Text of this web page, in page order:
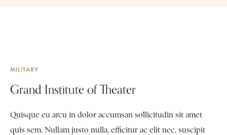
MILITARY
Grand Institute of Theater
Quisque eu arcu in dolor accumsan sollicitudin sit amet
quis sem. Nullam justo nulla, efficitur ac elit nec, suscipit